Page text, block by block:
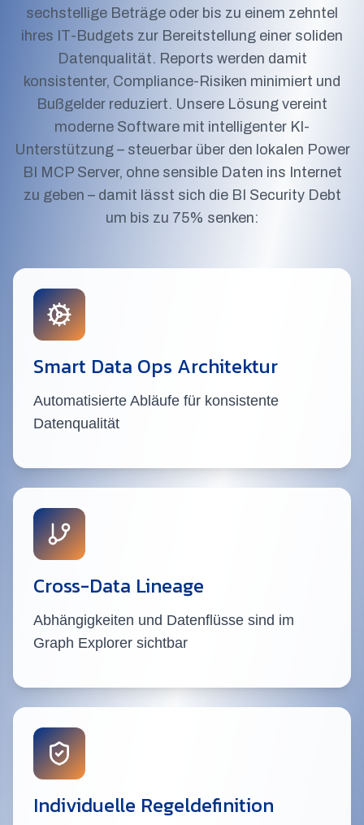
sechstellige Beträge oder bis zu einem zehntel
ihres IT-Budgets zur Bereitstellung einer soliden
Datenqualität. Reports werden damit
konsistenter, Compliance-Risiken minimiert und
Bußgelder reduziert. Unsere Lösung vereint
moderne Software mit intelligenter KI-
Unterstützung – steuerbar über den lokalen Power
BI MCP Server, ohne sensible Daten ins Internet
zu geben – damit lässt sich die BI Security Debt
um bis zu 75% senken:
Smart Data Ops Architektur
Automatisierte Abläufe für konsistente
Datenqualität
Cross-Data Lineage
Abhängigkeiten und Datenflüsse sind im
Graph Explorer sichtbar
Individuelle Regeldefinition